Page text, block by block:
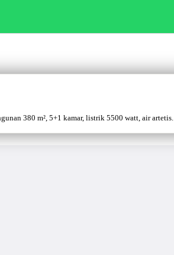
380 m², 5+1 kamar, listrik 5500 watt, air